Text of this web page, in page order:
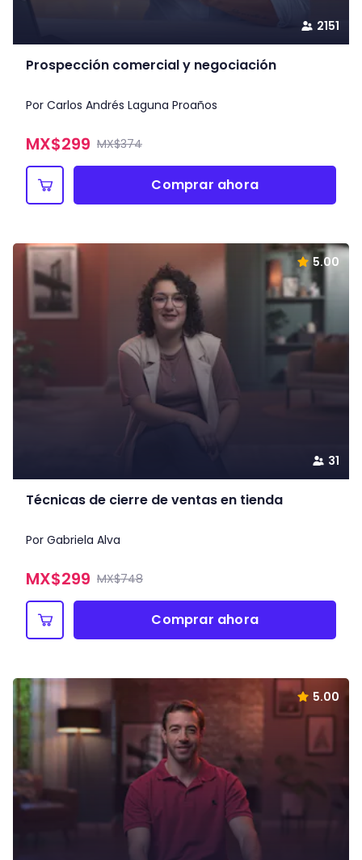
2151
Prospección comercial y negociación
Por Carlos Andrés Laguna Proaños
MX$299 MX$374
Comprar ahora
31
5.00
Técnicas de cierre de ventas en tienda
Por Gabriela Alva
MX$299 MX$748
Comprar ahora
5.00